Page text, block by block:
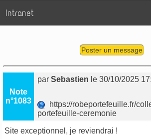
Intranet
Poster un message
Note
n°1083
parSebastien le 30/10/2025
https://robeportefeuille.fr/
portefeuille-ceremonie
Site exceptionnel, je reviendrai !